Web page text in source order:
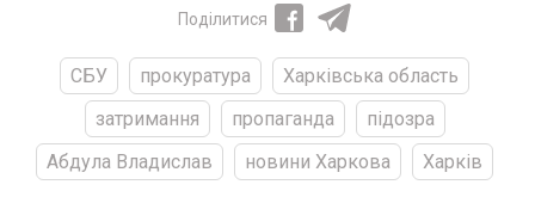
Поділитися
СБУ прокуратура
Харківська область
затримання
пропаганда
підозра
Абдула Владислав
новини Харкова Харків